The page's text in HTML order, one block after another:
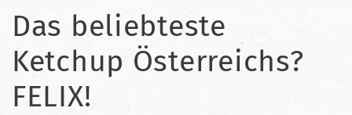
Das beliebteste
Ketchup Österreichs?
FELIX!